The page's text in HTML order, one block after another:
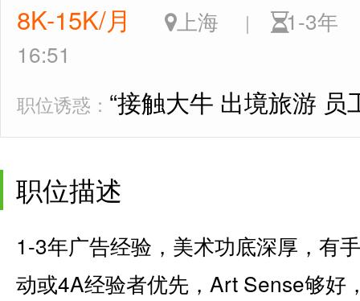
8K-15K/月 上海 |
1-3
16:51
职位诱惑： “接触大牛 出境旅游 员
职位描述
1-3年广告经验，美术功底深厚，有
动或4A经验者优先，Art Sense够好